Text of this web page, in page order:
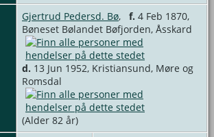
Gjertrud Pedersd. Bø, f. 4 Feb 1870,
Bøneset Bølandet Bøfjorden, Åsskard
d. 13 Jun 1952, Kristiansund, Møre og
Romsdal
(Alder 82 år)